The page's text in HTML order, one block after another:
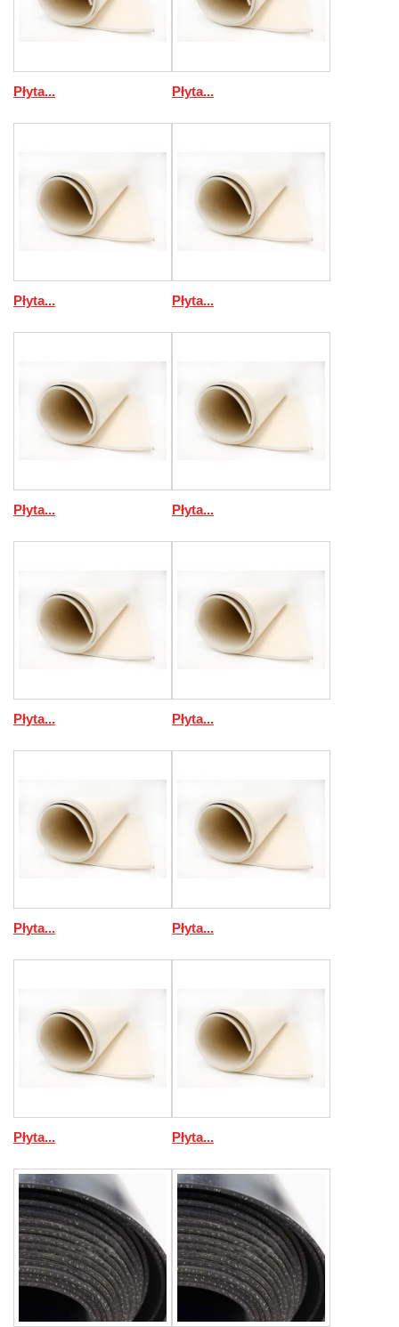
Płyta... Płyta...
Płyta... Płyta...
Płyta... Płyta...
Płyta... Płyta...
Płyta... Płyta...
Płyta... Płyta...